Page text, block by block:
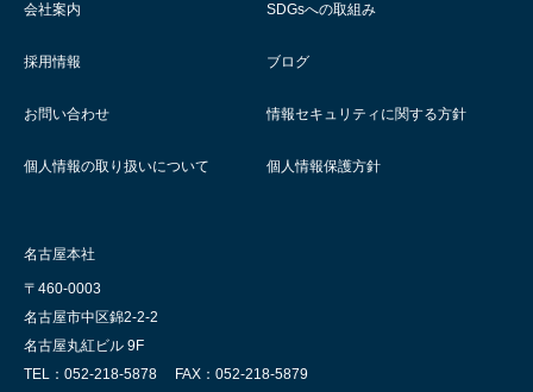
会社案内 SDGsへの取組み
採用情報 ブログ
お問い合わせ 情報セキュリティに関する方針
個人情報の取り扱いについて 個人情報保護方針
名古屋本社
〒460-0003
名古屋市中区錦2-2-2
名古屋丸紅ビル 9F
TEL：052-218-5878
FAX：052-218-5879